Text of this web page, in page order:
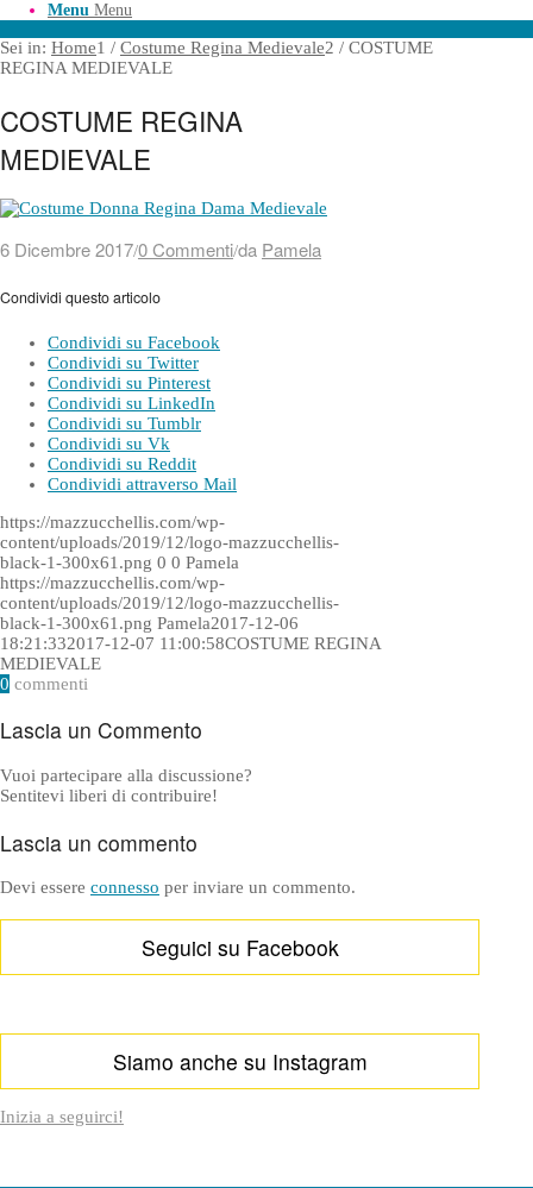
Menu Menu
Sei in: Home1 / Costume Regina Medievale2 / COSTUME
REGINA MEDIEVALE
COSTUME REGINA
MEDIEVALE
6 Dicembre 2017/0 Commenti/da Pamela
Condividi questo articolo
Condividi su Facebook
Condividi su Twitter
Condividi su Pinterest
Condividi su LinkedIn
Condividi su Tumblr
Condividi su Vk
Condividi su Reddit
Condividi attraverso Mail
https://mazzucchellis.com/wp-
content/uploads/2019/12/logo-mazzucchellis-
black-1-300x61.png 0 0 Pamela
https://mazzucchellis.com/wp-
content/uploads/2019/12/logo-mazzucchellis-
black-1-300x61.png Pamela2017-12-06
18:21:332017-12-07 11:00:58COSTUME REGINA
MEDIEVALE
0 commenti
Lascia un Commento
Vuoi partecipare alla discussione?
Sentitevi liberi di contribuire!
Lascia un commento
Devi essere connesso per inviare un commento.
Seguici su Facebook
Siamo anche su Instagram
Inizia a seguirci!